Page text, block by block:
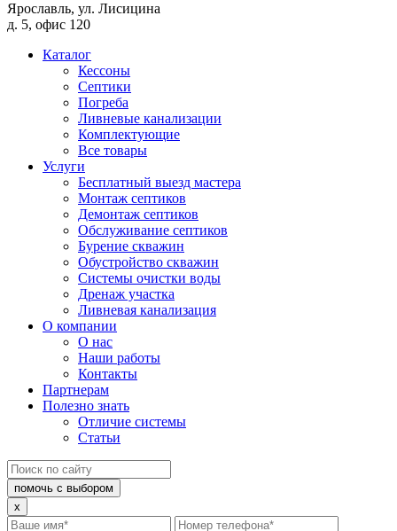
Ярославль, ул. Лисицина
д. 5, офис 120
Каталог
Кессоны
Септики
Погреба
Ливневые канализации
Комплектующие
Все товары
Услуги
Бесплатный выезд мастера
Монтаж септиков
Демонтаж септиков
Обслуживание септиков
Бурение скважин
Обустройство скважин
Системы очистки воды
Дренаж участка
Ливневая канализация
О компании
О нас
Наши работы
Контакты
Партнерам
Полезно знать
Отличие системы
Статьи
помочь с выбором
x